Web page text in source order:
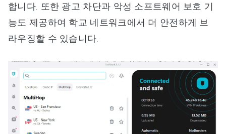
합니다. 또한 광고 차단과 악성 소프트웨어 보호 기
능도 제공하여 학교 네트워크에서 더 안전하게 브
라우징할 수 있습니다.